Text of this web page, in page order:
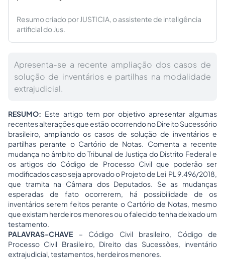
Resumo criado por JUSTICIA, o assistente de inteligência
artificial do Jus.
Apresenta-se a recente ampliação dos casos de
solução de inventários e partilhas na modalidade
extrajudicial.
RESUMO: Este artigo tem por objetivo apresentar algumas
recentes alterações que estão ocorrendo no Direito Sucessório
brasileiro, ampliando os casos de solução de inventários e
partilhas perante o Cartório de Notas. Comenta a recente
mudança no âmbito do Tribunal de Justiça do Distrito Federal e
os artigos do Código de Processo Civil que poderão ser
modificados caso seja aprovado o Projeto de Lei PL 9.496/2018,
que tramita na Câmara dos Deputados. Se as mudanças
esperadas de fato ocorrerem, há possibilidade de os
inventários serem feitos perante o Cartório de Notas, mesmo
que existam herdeiros menores ou o falecido tenha deixado um
testamento.
PALAVRAS-CHAVE – Código Civil brasileiro, Código de
Processo Civil Brasileiro, Direito das Sucessões, inventário
extrajudicial, testamentos, herdeiros menores.